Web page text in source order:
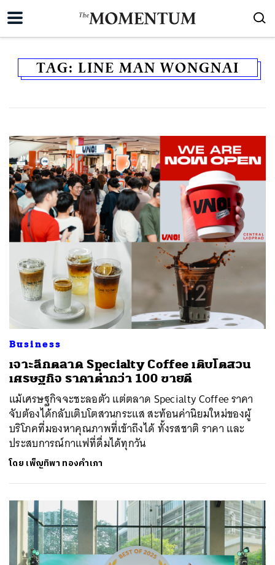
TAG: LINE MAN WONGNAI
Business
เจาะลึกตลาด Specialty Coffee เติบโตสวน
เศรษฐกิจ ราคาต่ำกว่า 100 ขายดี
แม้เศรษฐกิจจะชะลอตัว แต่ตลาด Specialty Coffee ราคา
จับต้องได้กลับเติบโตสวนกระแส สะท้อนค่านิยมใหม่ของผู้
บริโภคที่มองหาคุณภาพที่เข้าถึงได้ ทั้งรสชาติ ราคา และ
ประสบการณ์กาแฟที่ดื่มได้ทุกวัน
โดย เพ็ญทิพา ทองคำเภา
ค้นหา
SHARE TWEET LINE EMAIL